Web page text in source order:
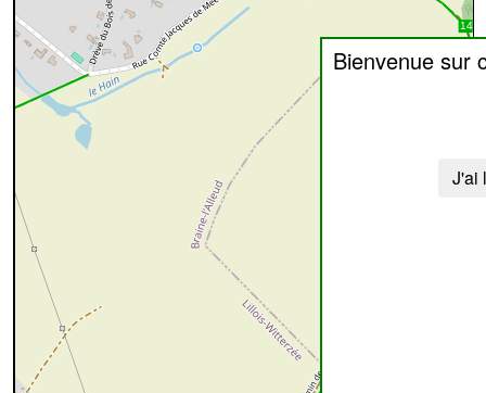
Bienvenue sur
J'ai